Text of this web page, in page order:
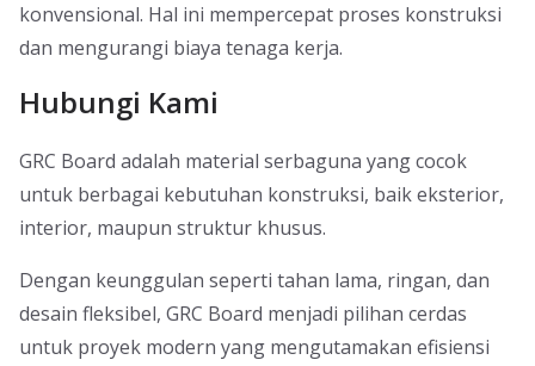
konvensional. Hal ini mempercepat proses konstruksi
dan mengurangi biaya tenaga kerja.
Hubungi Kami
GRC Board adalah material serbaguna yang cocok
untuk berbagai kebutuhan konstruksi, baik eksterior,
interior, maupun struktur khusus.
Dengan keunggulan seperti tahan lama, ringan, dan
desain fleksibel, GRC Board menjadi pilihan cerdas
untuk proyek modern yang mengutamakan efisiensi